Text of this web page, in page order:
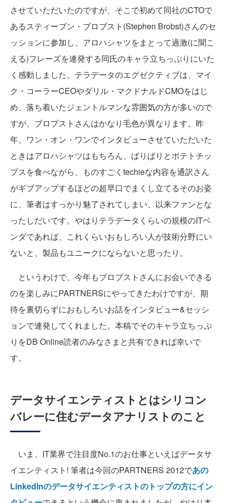
させていただいたのですが、そこで初めて同社のCTOで
あるスティーブン・ブロブスト(Stephen Brobst)さんのセ
ッションに参加し、アロハシャツをまとって過激(に聞こ
える)フレーズを連発する同氏のキャラ立ちっぷりにいた
く感動しました。テラデータのエグゼクティブは、マイ
ク・コーラーCEOやダリル・マクドナルドCMOをはじ
め、落ち着いたジェントルマンな雰囲気の方が多いので
すが、ブロブストさんはかなり毛色が異なります。昨
年、ワン・オン・ワンでインタビューさせていただいた
ときはアロハシャツはもちろん、ばりばりとポテトチッ
プスを食べながら、ものすごくtechieな内容を通訳さん
がギブアップするほどの超早口でまくし立てるそのお姿
に、筆者はすっかり魅了されてしまい、以来ファンとな
ったしだいです。やはりテラデータくらいの規模のITベ
ンダであれば、これくらいおもしろい人が技術分野にい
ないと、製品もユニークにならないと思ったり。
というわけで、今年もブロブストさんにお会いできる
のを楽しみにPARTNERSにやってきたわけですが、期
待を裏切らずにおもしろいお話をインタビュー&セッシ
ョンで連発してくれました。本稿でそのキャラ立ちっぷ
りをDB Online読者のみなさまと共有できれば幸いで
す。
データサイエンティストとはシリコン
バレーに住むデータアナリストのこと
いま、IT業界で注目度No.1のお仕事といえばデータサ
イエンティスト! 筆者は今回のPARTNERS 2012であの
LinkedInのデータサイエンティストのトップの方にイン